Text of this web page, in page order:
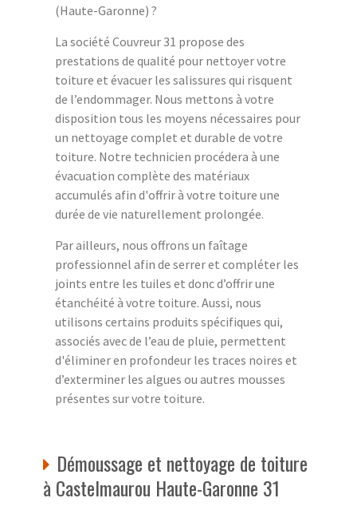
(Haute-Garonne) ?
La société Couvreur 31 propose des
prestations de qualité pour nettoyer votre
toiture et évacuer les salissures qui risquent
de l’endommager. Nous mettons à votre
disposition tous les moyens nécessaires pour
un nettoyage complet et durable de votre
toiture. Notre technicien procédera à une
évacuation complète des matériaux
accumulés afin d'offrir à votre toiture une
durée de vie naturellement prolongée.
Par ailleurs, nous offrons un faîtage
professionnel afin de serrer et compléter les
joints entre les tuiles et donc d’offrir une
étanchéité à votre toiture. Aussi, nous
utilisons certains produits spécifiques qui,
associés avec de l’eau de pluie, permettent
d'éliminer en profondeur les traces noires et
d’exterminer les algues ou autres mousses
présentes sur votre toiture.
Démoussage et nettoyage de toiture
à Castelmaurou Haute-Garonne 31